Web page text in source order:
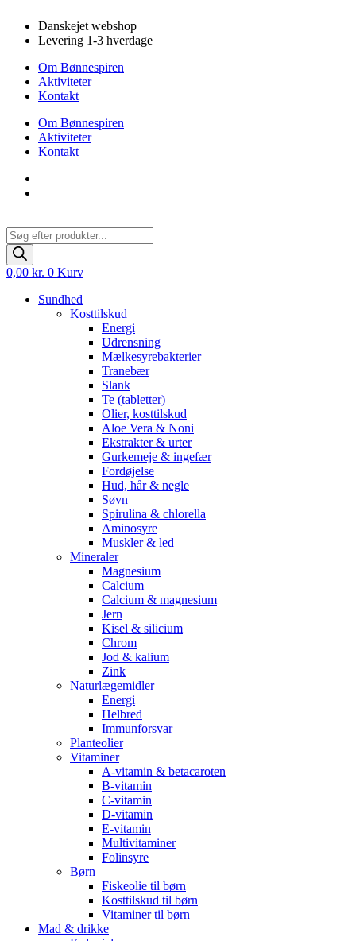
indhold
Danskejet webshop
Levering 1-3 hverdage
Om Bønnespiren
Aktiviteter
Kontakt
Om Bønnespiren
Aktiviteter
Kontakt
Products
search
0,00 kr. 0 Kurv
Sundhed
Kosttilskud
Energi
Udrensning
Mælkesyrebakterier
Tranebær
Slank
Te (tabletter)
Olier, kosttilskud
Aloe Vera & Noni
Ekstrakter & urter
Gurkemeje & ingefær
Fordøjelse
Hud, hår & negle
Søvn
Spirulina & chlorella
Aminosyre
Muskler & led
Mineraler
Magnesium
Calcium
Calcium & magnesium
Jern
Kisel & silicium
Chrom
Jod & kalium
Zink
Naturlægemidler
Energi
Helbred
Immunforsvar
Planteolier
Vitaminer
A-vitamin & betacaroten
B-vitamin
C-vitamin
D-vitamin
E-vitamin
Multivitaminer
Folinsyre
Børn
Fiskeolie til børn
Kosttilskud til børn
Vitaminer til børn
Mad & drikke